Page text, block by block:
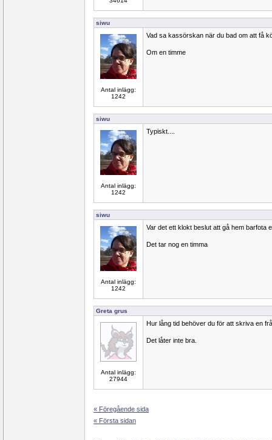
siwu
Antal inlägg:
1242
Vad sa kassörskan när du bad om att få
Om en timme
siwu
Antal inlägg:
1242
Typiskt....
siwu
Antal inlägg:
1242
Var det ett klokt beslut att gå hem barfota
Det tar nog en timma
Greta grus
Antal inlägg:
27944
Hur lång tid behöver du för att skriva en
Det låter inte bra.
« Föregående sida
« Första sidan